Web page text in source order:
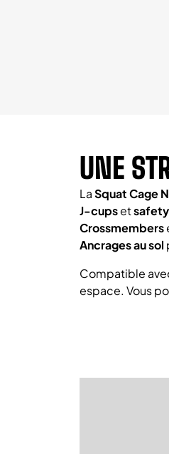
UNE
LaSquat Cage
J-cupset
Crossmembers
Ancrages au sol
Compatible
espace. Vous